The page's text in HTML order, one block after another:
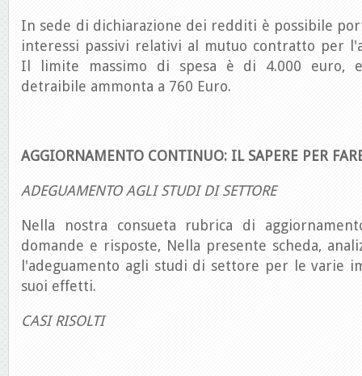
In sede di dichiarazione dei redditi è possibile
interessi passivi relativi al mutuo contratto per
Il limite massimo di spesa è di 4.000 euro,
detraibile ammonta a 760 Euro.
AGGIORNAMENTO CONTINUO: IL SAPERE PER
ADEGUAMENTO AGLI STUDI DI SETTORE
Nella nostra consueta rubrica di
domande e risposte, Nella presente scheda,
l'adeguamento agli studi di settore per le varie
suoi effetti.
CASI RISOLTI